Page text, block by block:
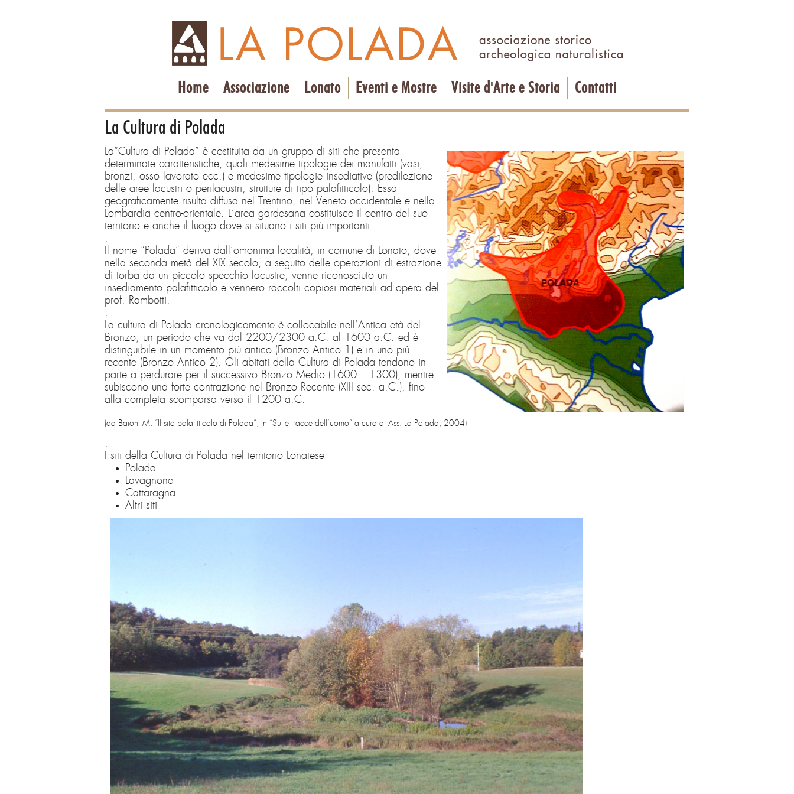
Home Associazione Lonato Eventi e Mostre Visite d'Arte e Storia Contatti
La Cultura di Polada
La“Cultura di Polada” è costituita da un gruppo di siti che presenta
determinate caratteristiche, quali medesime tipologie dei manufatti (vasi,
bronzi, osso lavorato ecc.) e medesime tipologie insediative (predilezione
delle aree lacustri o perilacustri, strutture di tipo palafitticolo). Essa
geograficamente risulta diffusa nel Trentino, nel Veneto occidentale e nella
Lombardia centro-orientale. L’area gardesana costituisce il centro del suo
territorio e anche il luogo dove si situano i siti più importanti.
.
Il nome “Polada” deriva dall’omonima località, in comune di Lonato, dove
nella seconda metà del XIX secolo, a seguito delle operazioni di estrazione
di torba da un piccolo specchio lacustre, venne riconosciuto un
insediamento palafitticolo e vennero raccolti copiosi materiali ad opera del
prof. Rambotti.
.
La cultura di Polada cronologicamente è collocabile nell’Antica età del
Bronzo, un periodo che va dal 2200/2300 a.C. al 1600 a.C. ed è
distinguibile in un momento più antico (Bronzo Antico 1) e in uno più
recente (Bronzo Antico 2). Gli abitati della Cultura di Polada tendono in
parte a perdurare per il successivo Bronzo Medio (1600 – 1300), mentre
subiscono una forte contrazione nel Bronzo Recente (XIII sec. a.C.), fino
alla completa scomparsa verso il 1200 a.C.
.
(da Baioni M. “Il sito palafitticolo di Polada”, in “Sulle tracce dell’uomo” a cura di Ass. La Polada, 2004)
.
.
I siti della Cultura di Polada nel territorio Lonatese
Polada
Lavagnone
Cattaragna
Altri siti